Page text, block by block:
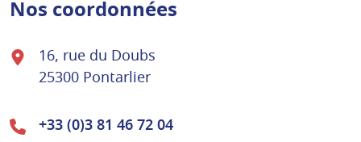
Nos coordonnées
16, rue du Doubs
25300 Pontarlier
+33 (0)3 81 46 72 04